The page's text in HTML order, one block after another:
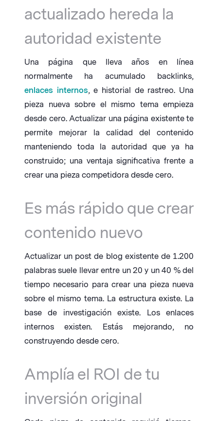
actualizado hereda la
autoridad existente
Una página que lleva años en línea
normalmente ha acumulado backlinks,
enlaces internos, e historial de rastreo. Una
pieza nueva sobre el mismo tema empieza
desde cero. Actualizar una página existente te
permite mejorar la calidad del contenido
manteniendo toda la autoridad que ya ha
construido; una ventaja significativa frente a
crear una pieza competidora desde cero.
Es más rápido que crear
contenido nuevo
Actualizar un post de blog existente de 1.200
palabras suele llevar entre un 20 y un 40 % del
tiempo necesario para crear una pieza nueva
sobre el mismo tema. La estructura existe. La
base de investigación existe. Los enlaces
internos existen. Estás mejorando, no
construyendo desde cero.
Amplía el ROI de tu
inversión original